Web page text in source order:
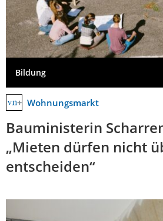
Bildung
Wohnungsmarkt
Bauministerin
„Mieten dürfen nicht
entscheiden“